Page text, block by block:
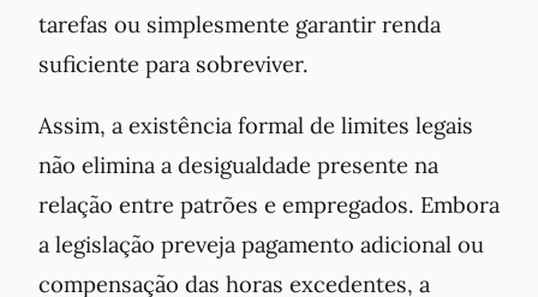
tarefas ou simplesmente garantir renda
suficiente para sobreviver.
Assim, a existência formal de limites legais
não elimina a desigualdade presente na
relação entre patrões e empregados. Embora
a legislação preveja pagamento adicional ou
compensação das horas excedentes, a